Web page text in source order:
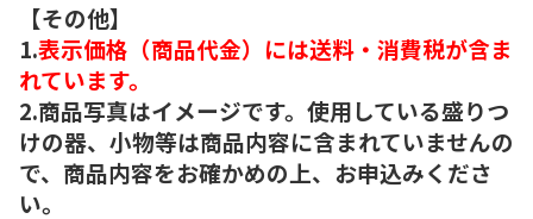
【その他】
1.表示価格（商品代金）には送料・消費税が含ま
れています。
2.商品写真はイメージです。使用している盛りつ
けの器、小物等は商品内容に含まれていませんの
で、商品内容をお確かめの上、お申込みくださ
い。